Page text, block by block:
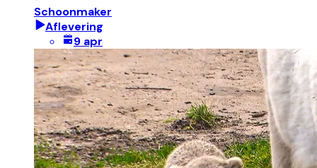
Schoonmaker
Aflevering
9 apr